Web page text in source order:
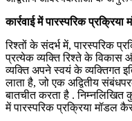
कार्रवाई में पारस्परिक
रिश्तों के संदर्भ में, पारस्परिक
प्रत्येक व्यक्ति रिश्ते के विकास
व्यक्ति अपने स्वयं के व्यक्तिगत
लाता है, जो एक अद्वितीय
बातचीत करता है . निम्नलिखित
में पारस्परिक प्रक्रिया मॉडल